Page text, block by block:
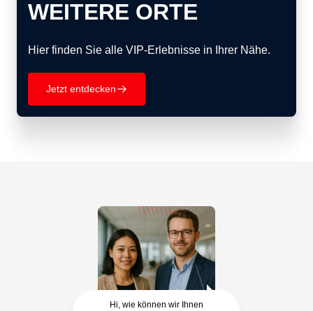
WEITERE ORTE
Hier finden Sie alle VIP-Erlebnisse in Ihrer Nähe.
Jetzt entdecken􀄫
Hi, wie können wir Ihnen